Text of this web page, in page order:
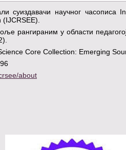
суиздавачи научног часописа
рангираним у области
Core Collection: Emerging
about